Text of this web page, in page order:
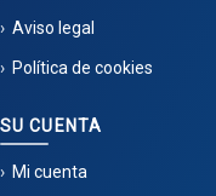
Aviso legal
Política de cookies
SU CUENTA
Mi cuenta